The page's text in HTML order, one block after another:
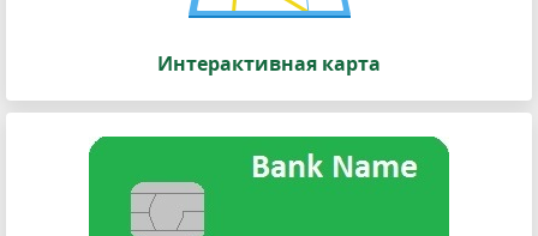
Интерактивная карта